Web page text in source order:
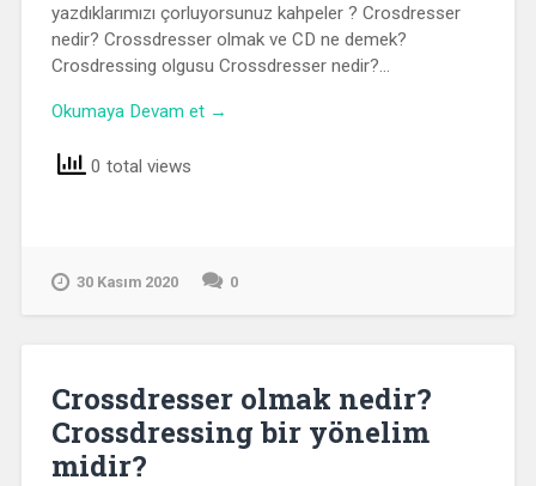
yazdıklarımızı çorluyorsunuz kahpeler ? Crosdresser
nedir? Crossdresser olmak ve CD ne demek?
Crosdressing olgusu Crossdresser nedir?…
Okumaya Devam et →
0 total views
30 Kasım 2020 0
Crossdresser olmak nedir?
Crossdressing bir yönelim
midir?